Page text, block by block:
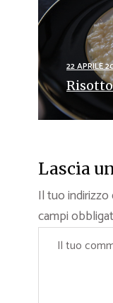
22 APRILE
Lascia
Il tuo
campi